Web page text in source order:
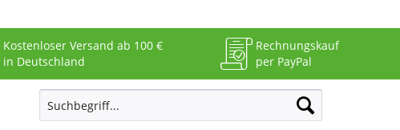
Kostenloser Versand ab 100 €
in Deutschland
Rechnungskauf
per PayPal